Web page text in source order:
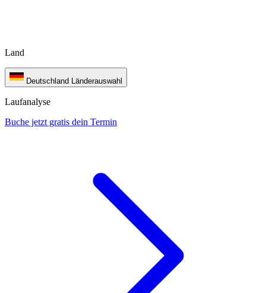
Land
Deutschland Länderauswahl
Laufanalyse
Buche jetzt gratis dein Termin